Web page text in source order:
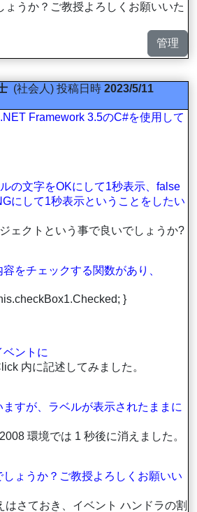
ょうか？ご教授よろしくお願いいた
管理
(社会人) 投稿日時 2023/5/11
Framework 3.5のC#を使用して
の文字をOKにして1秒表示、false
にして1秒表示ということをしたい
ェクトという事で良いでしょうか?
をチェックする関数があり、
}
ントに
内に記述してみました。
すが、ラベルが表示されたままに
環境では 1 秒後に消えました。
ょうか？ご教授よろしくお願いい
はさておき、イベント ハンドラの割